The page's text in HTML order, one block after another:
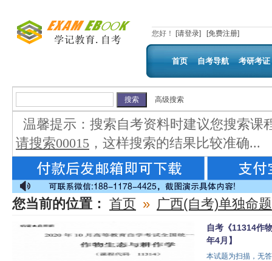
您好 ！ [请登录] [免费注册]
首页 自考导航 考研考证
高级搜索
温馨提示： 搜索自考资料时建议您搜索课
请搜索00015 ，这样搜索的结果比较准确...
您当前的位置： 首页 » 广西(自考)单独命
自考《11314作
年4月】
本试题为扫描，无